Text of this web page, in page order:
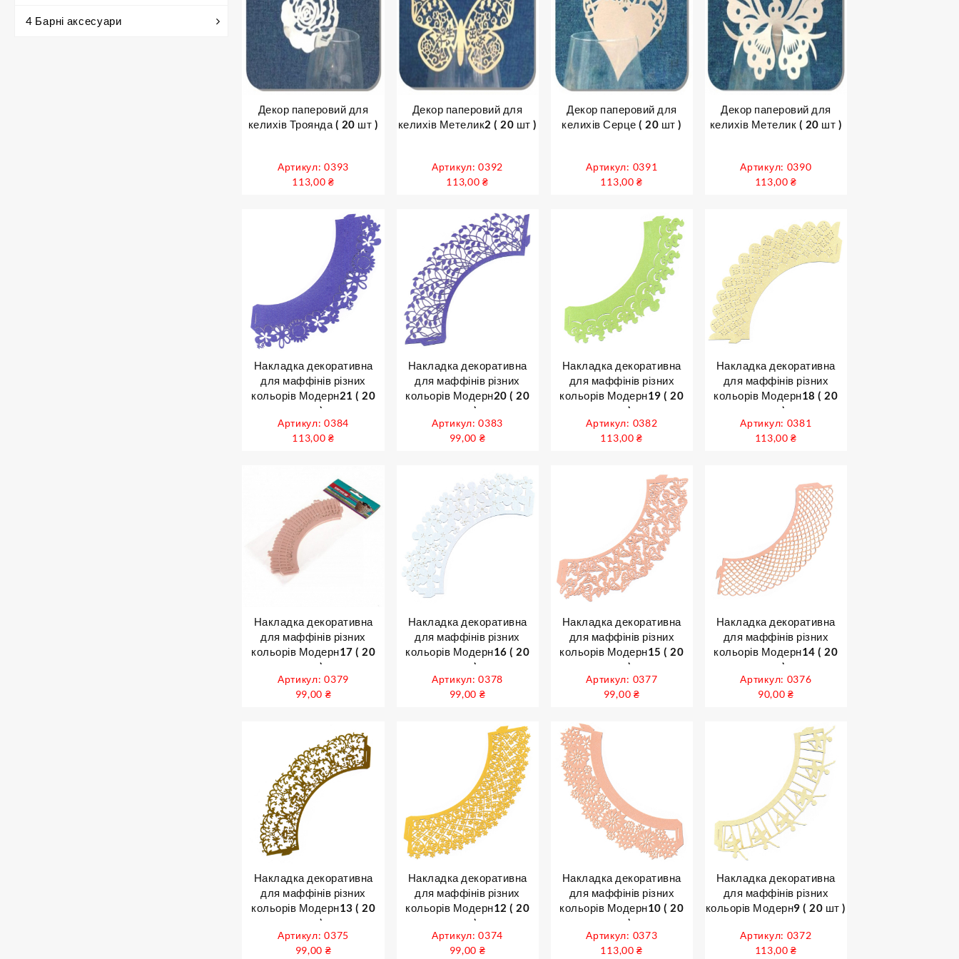
4 Барні аксесуари
Декор паперовий для
келихів Троянда ( 20 шт )
Артикул: 0393
113,00₴
Декор паперовий для
келихів Метелик2 ( 20 шт )
Артикул: 0392
113,00₴
Декор паперовий для
келихів Серце ( 20 шт )
Артикул: 0391
113,00₴
Декор паперовий для
келихів Метелик ( 20 шт )
Артикул: 0390
113,00₴
Накладка декоративна
для маффінів різних
кольорів Модерн21 ( 20
шт )
Артикул: 0384
113,00₴
Накладка декоративна
для маффінів різних
кольорів Модерн20 ( 20
шт )
Артикул: 0383
99,00 ₴
Накладка декоративна
для маффінів різних
кольорів Модерн19 ( 20
шт )
Артикул: 0382
113,00₴
Накладка декоративна
для маффінів різних
кольорів Модерн18 ( 20
шт )
Артикул: 0381
113,00₴
Накладка декоративна
для маффінів різних
кольорів Модерн17 ( 20
шт )
Артикул: 0379
99,00 ₴
Накладка декоративна
для маффінів різних
кольорів Модерн16 ( 20
шт )
Артикул: 0378
99,00 ₴
Накладка декоративна
для маффінів різних
кольорів Модерн15 ( 20
шт )
Артикул: 0377
99,00 ₴
Накладка декоративна
для маффінів різних
кольорів Модерн14 ( 20
шт )
Артикул: 0376
90,00₴
Накладка декоративна
для маффінів різних
кольорів Модерн13 ( 20
шт )
Артикул: 0375
99,00 ₴
Накладка декоративна
для маффінів різних
кольорів Модерн12 ( 20
шт )
Артикул: 0374
99,00 ₴
Накладка декоративна
для маффінів різних
кольорів Модерн10 ( 20
шт )
Артикул: 0373
113,00₴
Накладка декоративна
для маффінів різних
кольорів Модерн9 ( 20 шт )
Артикул: 0372
113,00₴